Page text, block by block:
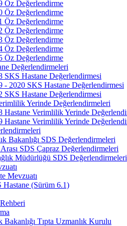
Öz Değerlendirme
Öz Değerlendirme
Öz Değerlendirme
Öz Değerlendirme
Öz Değerlendirme
Öz Değerlendirme
Öz Değerlendirme
Değerlendirmeleri
SKS Hastane Değerlendirmesi
- 2020 SKS Hastane Değerlendirmesi
SKS Hastane Değerlendirmesi
Yerinde Değerlendirmeleri
Hastane Verimlilik Yerinde
Hastane Verimlilik Yerinde
Bakanlığı SDS Değerlendirmeleri
SDS Çapraz Değerlendirmeleri
Müdürlüğü SDS Değerlendirmeleri
Mevzuatı
Hastane (Sürüm 6.1)
Bakanlığı Tıpta Uzmanlık Kurulu